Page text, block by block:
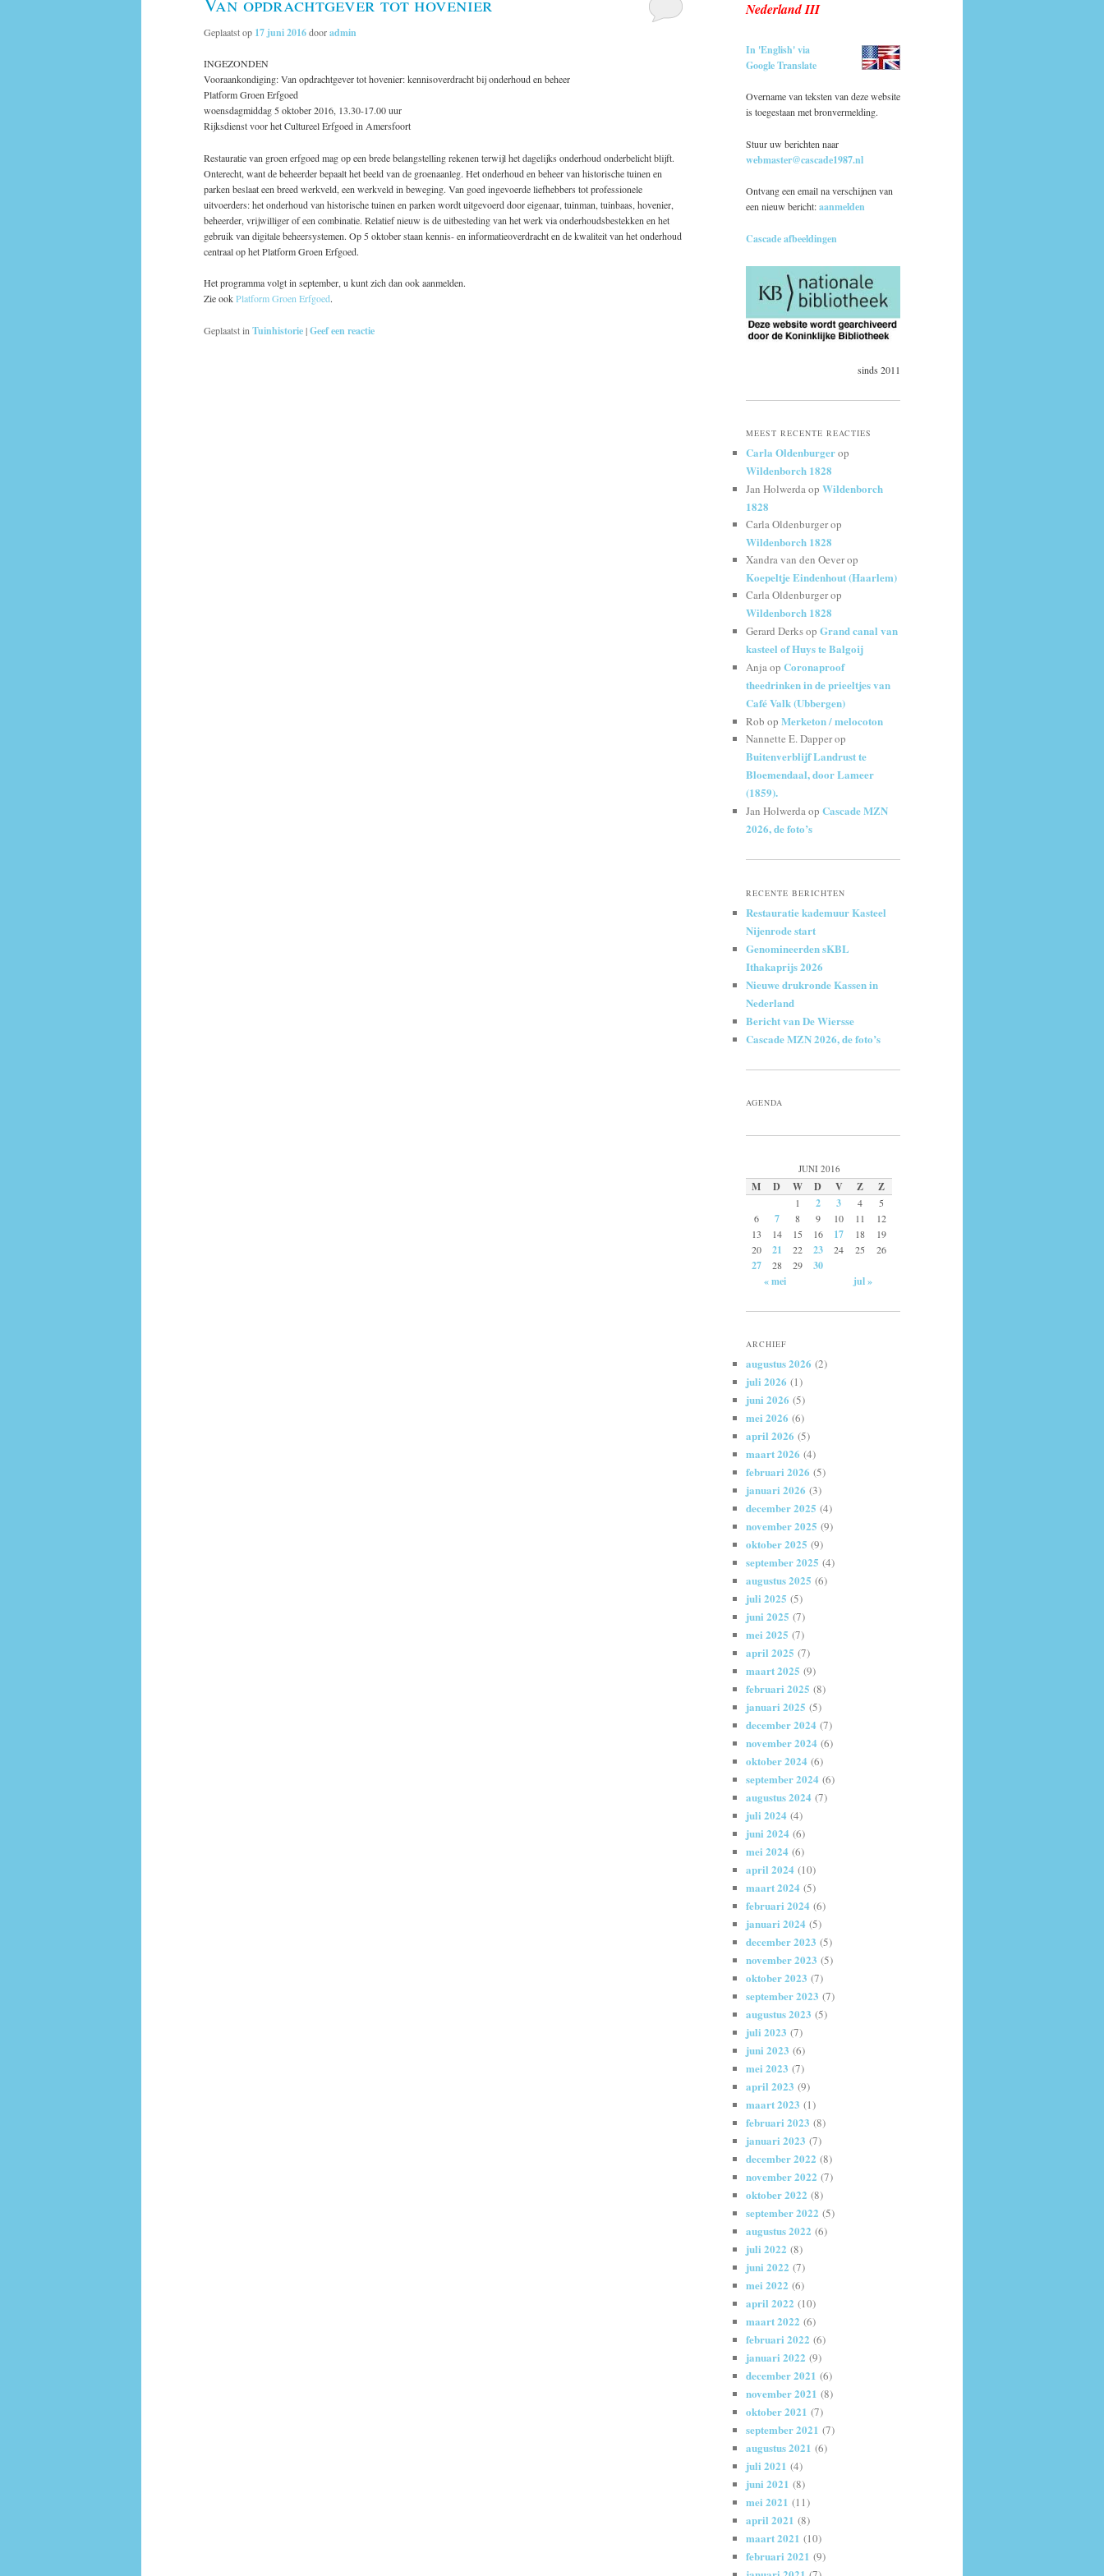
Geplaatst op 17 juni 2016dooradmin
INGEZONDEN
Vooraankondiging: Van opdrachtgever tot hovenier: kennisoverdracht bij onderhoud en beheer
Platform Groen Erfgoed
woensdagmiddag 5 oktober 2016, 13.30-17.00 uur
Rijksdienst voor het Cultureel Erfgoed in Amersfoort
Restauratie van groen erfgoed mag op een brede belangstelling rekenen terwijl het dagelijks onderhoud onderbelicht blijft.
Onterecht, want de beheerder bepaalt het beeld van de groenaanleg. Het onderhoud en beheer van historische tuinen en
parken beslaat een breed werkveld, een werkveld in beweging. Van goed ingevoerde liefhebbers tot professionele
uitvoerders: het onderhoud van historische tuinen en parken wordt uitgevoerd door eigenaar, tuinman, tuinbaas, hovenier,
beheerder, vrijwilliger of een combinatie. Relatief nieuw is de uitbesteding van het werk via onderhoudsbestekken en het
gebruik van digitale beheersystemen. Op 5 oktober staan kennis- en informatieoverdracht en de kwaliteit van het onderhoud
centraal op het Platform Groen Erfgoed.
Het programma volgt in september, u kunt zich dan ook aanmelden.
Zie ookPlatform Groen Erfgoed.
Geplaatst in Tuinhistorie|Geef een reactie
Nederland III
In 'English' via
Google Translate
Overname van teksten van deze website
is toegestaan met bronvermelding.
Stuur uw berichten naar
webmaster@cascade1987.nl
Ontvang een email na verschijnen van
een nieuw bericht:aanmelden
Cascade afbeeldingen
sinds 2011
MEEST RECENTE REACTIES
Carla Oldenburgerop
Wildenborch 1828
Jan Holwerdaop Wildenborch
1828
Carla Oldenburgerop
Wildenborch 1828
Xandra van den Oeverop
Koepeltje Eindenhout (Haarlem)
Carla Oldenburgerop
Wildenborch 1828
Gerard Derksop Grand canal van
kasteel of Huys te Balgoij
Anjaop Coronaproof
theedrinken in de prieeltjes van
Café Valk (Ubbergen)
Rob op Merketon / melocoton
Nannette E. Dapperop
Buitenverblijf Landrust te
Bloemendaal, door Lameer
(1859).
Jan Holwerdaop Cascade MZN
2026, de foto’s
RECENTE BERICHTEN
Restauratie kademuur Kasteel
Nijenrode start
Genomineerden sKBL
Ithakaprijs 2026
Nieuwe drukronde Kassen in
Nederland
Bericht van De Wiersse
Cascade MZN 2026, de foto’s
AGENDA
JUNI 2016
M D W D V Z Z
1 2 3 4
5
6
7 8 9 10 11
12
13
14 15 16 17 18
19
20
21 22 23 24 25 26
27 28 29
30
« mei
jul »
ARCHIEF
augustus 2026 (2)
juli 2026 (1)
juni 2026 (5)
mei 2026 (6)
april 2026 (5)
maart 2026 (4)
februari 2026 (5)
januari 2026 (3)
december 2025 (4)
november 2025 (9)
oktober 2025 (9)
september 2025 (4)
augustus 2025 (6)
juli 2025 (5)
juni 2025 (7)
mei 2025 (7)
april 2025 (7)
maart 2025 (9)
februari 2025 (8)
januari 2025 (5)
december 2024 (7)
november 2024 (6)
oktober 2024 (6)
september 2024 (6)
augustus 2024 (7)
juli 2024 (4)
juni 2024 (6)
mei 2024 (6)
april 2024 (10)
maart 2024 (5)
februari 2024 (6)
januari 2024 (5)
december 2023 (5)
november 2023 (5)
oktober 2023 (7)
september 2023 (7)
augustus 2023 (5)
juli 2023 (7)
juni 2023 (6)
mei 2023 (7)
april 2023 (9)
maart 2023 (1)
februari 2023 (8)
januari 2023 (7)
december 2022 (8)
november 2022 (7)
oktober 2022 (8)
september 2022 (5)
augustus 2022 (6)
juli 2022 (8)
juni 2022 (7)
mei 2022 (6)
april 2022 (10)
maart 2022 (6)
februari 2022 (6)
januari 2022 (9)
december 2021 (6)
november 2021 (8)
oktober 2021 (7)
september 2021 (7)
augustus 2021 (6)
juli 2021 (4)
juni 2021 (8)
mei 2021 (11)
april 2021 (8)
maart 2021 (10)
februari 2021 (9)